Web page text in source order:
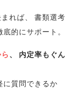
れば、
書類選考
的にサポート 。
、
内定率もぐん
に質問できるか